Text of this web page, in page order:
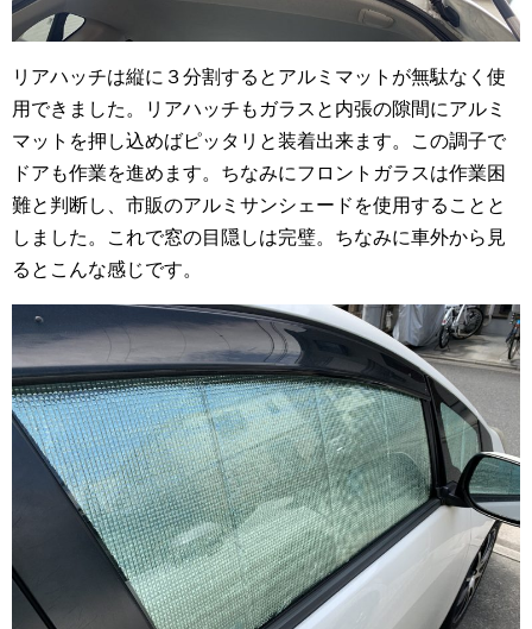
リアハッチは縦に３分割するとアルミマットが無駄なく使
用できました。リアハッチもガラスと内張の隙間にアルミ
マットを押し込めばピッタリと装着出来ます。この調子で
ドアも作業を進めます。ちなみにフロントガラスは作業困
難と判断し、市販のアルミサンシェードを使用することと
しました。これで窓の目隠しは完璧。ちなみに車外から見
るとこんな感じです。